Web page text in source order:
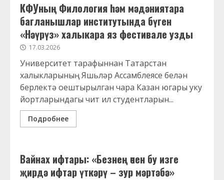
КФУның Филология һәм мәдәниятара
багланышлар институтында бүген
«Нәүрүз» халыкара яз фестивале узды
17.03.2026
Университет тарафыннан Татарстан
халыкларының Яшьләр Ассамблеясе белән
берлектә оештырылган чара Казан югары уку
йортларындагы чит ил студентларын...
Подробнее
Вайнах ифтары: «Безнең өчен бу изге
җирдә ифтар үткәрү – зур мәртәбә»